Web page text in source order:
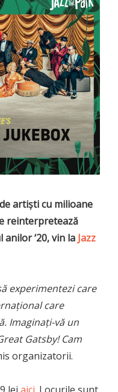
artiști cu milioane
reinterpretează
‘20, vin la Jazz
experimentezi care
care
Imaginați-vă un
Gatsby! Cam
organizatorii.